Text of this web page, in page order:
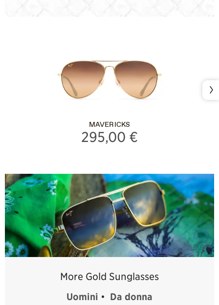
MAVERICKS
295,00 €
More Gold Sunglasses
Uomini • Da donna